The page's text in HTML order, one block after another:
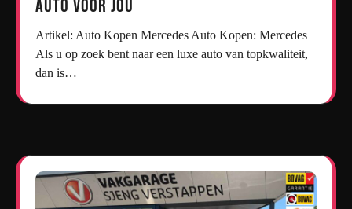
Auto voor Jou
Artikel: Auto Kopen Mercedes Auto Kopen: Mercedes
Als u op zoek bent naar een luxe auto van topkwaliteit,
dan is…